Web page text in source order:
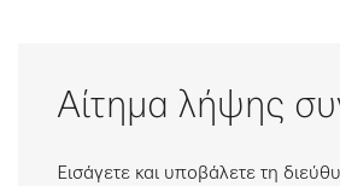
SERVICE ΚΑΙ ΥΠΟΣΤΉΡΙΞΗ
ΟΙΚΙΑΚΟΊ ΠΕΛΆΤΕΣ
Αίτημα λήψης
Εισάγετε και υποβάλετε τη